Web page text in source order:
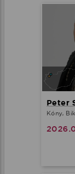
Peter
Kóny,